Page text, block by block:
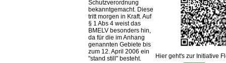
Schutzverordnung
bekanntgemacht. Diese
tritt morgen in Kraft. Auf
§ 1 Abs 4 weist das
BMELV besonders hin,
da für die im Anhang
genannten Gebiete bis
zum 12. April 2006 ein
"stand still" besteht.
Hier geht's zur Initiative